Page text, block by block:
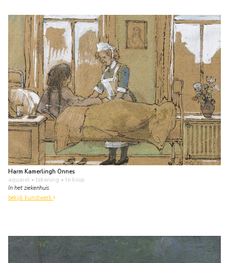
Harm Kamerlingh Onnes
aquarel • tekening • te koop
In het ziekenhuis
bekijk kunstwerk